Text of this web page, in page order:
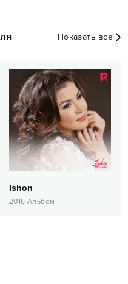
Показать все
Ishon
2016 Альбом